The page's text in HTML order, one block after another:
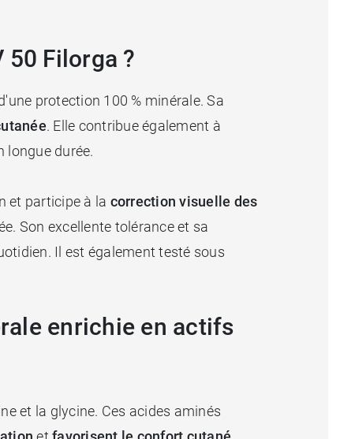
Filorga ?
protection 100 % minérale. Sa
. Elle contribue également à
longue durée.
et participe à la correction visuelle des
Son excellente tolérance et sa
Il est également testé sous
enrichie en actifs
et la glycine. Ces acides aminés